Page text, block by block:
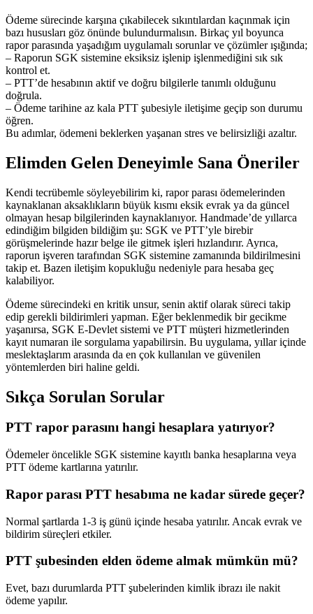
Ödeme sürecinde karşına çıkabilecek sıkıntılardan kaçınmak için
bazı hususları göz önünde bulundurmalısın. Birkaç yıl boyunca
rapor parasında yaşadığım uygulamalı sorunlar ve çözümler ışığında;
– Raporun SGK sistemine eksiksiz işlenip işlenmediğini sık sık
kontrol et.
– PTT’de hesabının aktif ve doğru bilgilerle tanımlı olduğunu
doğrula.
– Ödeme tarihine az kala PTT şubesiyle iletişime geçip son durumu
öğren.
Bu adımlar, ödemeni beklerken yaşanan stres ve belirsizliği azaltır.
Elimden Gelen Deneyimle Sana Öneriler
Kendi tecrübemle söyleyebilirim ki, rapor parası ödemelerinden
kaynaklanan aksaklıkların büyük kısmı eksik evrak ya da güncel
olmayan hesap bilgilerinden kaynaklanıyor. Handmade’de yıllarca
edindiğim bilgiden bildiğim şu: SGK ve PTT’yle birebir
görüşmelerinde hazır belge ile gitmek işleri hızlandırır. Ayrıca,
raporun işveren tarafından SGK sistemine zamanında bildirilmesini
takip et. Bazen iletişim kopukluğu nedeniyle para hesaba geç
kalabiliyor.
Ödeme sürecindeki en kritik unsur, senin aktif olarak süreci takip
edip gerekli bildirimleri yapman. Eğer beklenmedik bir gecikme
yaşanırsa, SGK E-Devlet sistemi ve PTT müşteri hizmetlerinden
kayıt numaran ile sorgulama yapabilirsin. Bu uygulama, yıllar içinde
meslektaşlarım arasında da en çok kullanılan ve güvenilen
yöntemlerden biri haline geldi.
Sıkça Sorulan Sorular
PTT rapor parasını hangi hesaplara yatırıyor?
Ödemeler öncelikle SGK sistemine kayıtlı banka hesaplarına veya
PTT ödeme kartlarına yatırılır.
Rapor parası PTT hesabıma ne kadar sürede geçer?
Normal şartlarda 1-3 iş günü içinde hesaba yatırılır. Ancak evrak ve
bildirim süreçleri etkiler.
PTT şubesinden elden ödeme almak mümkün mü?
Evet, bazı durumlarda PTT şubelerinden kimlik ibrazı ile nakit
ödeme yapılır.